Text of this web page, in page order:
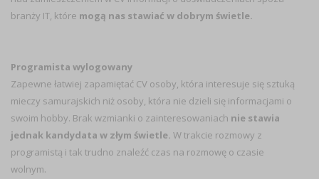
branży IT, które mogą nas stawiać w dobrym świetle.
Programista wylogowany
Zapewne łatwiej zapamiętać CV osoby, która interesuje się sztuką
mieczy samurajskich niż osoby, która nie dzieli się informacjami o
swoim hobby. Brak wzmianki o zainteresowaniach nie stawia
jednak kandydata w złym świetle. W trakcie rozmowy z
programistą i tak trudno znaleźć czas na rozmowę o czasie
wolnym.